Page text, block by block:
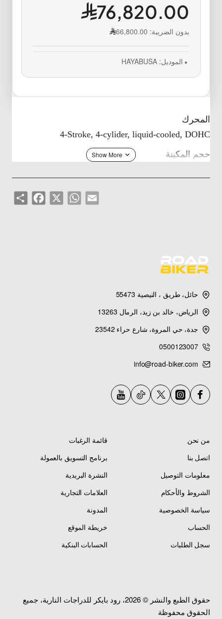
76,820.00
بدون الضريبة: 66,800.00
الموديل: HAYABUSA
المحرك
4-Stroke, 4-cylider, liquid-cooled, DOHC
حجم المكينة
735 mm
الارتفاع
1165 mm
ارتفاع المقعد
800 mm
الوزن
سعة خزان الوقود
Share
Facebook X
WhatsApp Email
حائل، طريق ، النيصية 55473
الرياض، خالد بن زيد، الرمال 13263
جدة، حي المروة، شارع حراء 23542
0500123007
info@road-biker.com
من نحن
اتصل بنا
معلومات التوصيل
الشروط والأحكام
سياسة الخصوصية
الحساب
سجل الطلبات
قائمة الرغبات
برنامج التسويق بالعمولة
النشرة البريدية
العلامات التجارية
المدونة
خريطة الموقع
الحسابات البنكية
حقوق الطبع والنشر © 2026، رود بايكر للدراجات النارية، جميع
الحقوق محفوظة